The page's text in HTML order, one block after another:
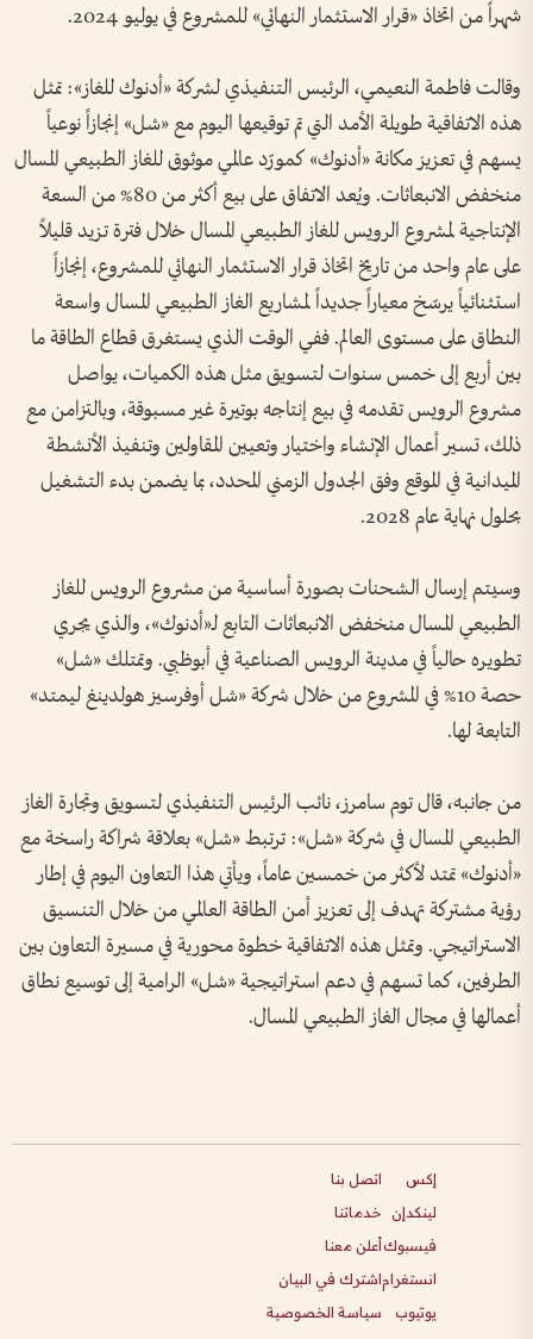
شهراً من اتخاذ «قرار الاستثمار النهائي» للمشروع في يوليو 2024.
وقالت فاطمة النعيمي، الرئيس التنفيذي لشركة «أدنوك للغاز»: تمثل
هذه الاتفاقية طويلة الأمد التي تم توقيعها اليوم مع «شل» إنجازاً نوعياً
يسهم في تعزيز مكانة «أدنوك» كمورّد عالمي موثوق للغاز الطبيعي المسال
منخفض الانبعاثات. ويُعد الاتفاق على بيع أكثر من 80% من السعة
الإنتاجية لمشروع الرويس للغاز الطبيعي المسال خلال فترة تزيد قليلاً
على عام واحد من تاريخ اتخاذ قرار الاستثمار النهائي للمشروع، إنجازاً
استثنائياً يرسّخ معياراً جديداً لمشاريع الغاز الطبيعي المسال واسعة
النطاق على مستوى العالم. ففي الوقت الذي يستغرق قطاع الطاقة ما
بين أربع إلى خمس سنوات لتسويق مثل هذه الكميات، يواصل
مشروع الرويس تقدمه في بيع إنتاجه بوتيرة غير مسبوقة، وبالتزامن مع
ذلك، تسير أعمال الإنشاء واختيار وتعيين المقاولين وتنفيذ الأنشطة
الميدانية في الموقع وفق الجدول الزمني المحدد، بما يضمن بدء التشغيل
بحلول نهاية عام 2028.
وسيتم إرسال الشحنات بصورة أساسية من مشروع الرويس للغاز
الطبيعي المسال منخفض الانبعاثات التابع لـ«أدنوك»، والذي يجري
تطويره حالياً في مدينة الرويس الصناعية في أبوظبي. وتمتلك «شل»
حصة 10% في المشروع من خلال شركة «شل أوفرسيز هولدينغ ليمتد»
التابعة لها.
من جانبه، قال توم سامرز، نائب الرئيس التنفيذي لتسويق وتجارة الغاز
الطبيعي المسال في شركة «شل»: ترتبط «شل» بعلاقة شراكة راسخة مع
«أدنوك» تمتد لأكثر من خمسين عاماً، ويأتي هذا التعاون اليوم في إطار
رؤية مشتركة تهدف إلى تعزيز أمن الطاقة العالمي من خلال التنسيق
الاستراتيجي. وتمثل هذه الاتفاقية خطوة محورية في مسيرة التعاون بين
الطرفين، كما تسهم في دعم استراتيجية «شل» الرامية إلى توسيع نطاق
أعمالها في مجال الغاز الطبيعي المسال.
إكس
لينكدإن
فيسبوك
انستغرام
يوتيوب
اتصل بنا
خدماتنا
أعلن معنا
اشترك في البيان
سياسة الخصوصية